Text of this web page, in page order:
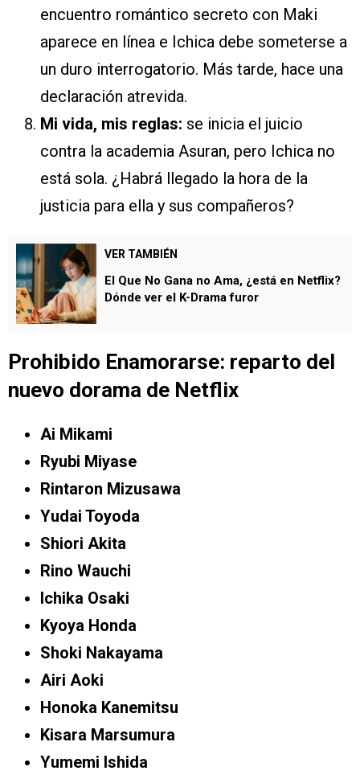
encuentro romántico secreto con Maki
aparece en línea e Ichica debe someterse a
un duro interrogatorio. Más tarde, hace una
declaración atrevida.
Mi vida, mis reglas: se inicia el juicio
contra la academia Asuran, pero Ichica no
está sola. ¿Habrá llegado la hora de la
justicia para ella y sus compañeros?
VER TAMBIÉN
El Que No Gana no Ama, ¿está en Netflix?
Dónde ver el K-Drama furor
Prohibido Enamorarse: reparto del
nuevo dorama de Netflix
Ai Mikami
Ryubi Miyase
Rintaron Mizusawa
Yudai Toyoda
Shiori Akita
Rino Wauchi
Ichika Osaki
Kyoya Honda
Shoki Nakayama
Airi Aoki
Honoka Kanemitsu
Kisara Marsumura
Yumemi Ishida